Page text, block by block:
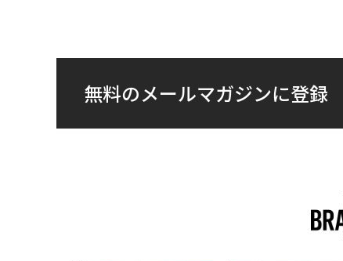
無料のメールマガジンに登録